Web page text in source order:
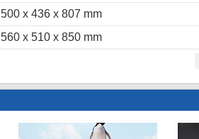
500 x 436 x 807 mm
560 x 510 x 850 mm